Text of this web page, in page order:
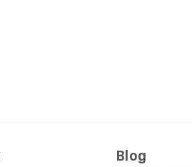
Blog